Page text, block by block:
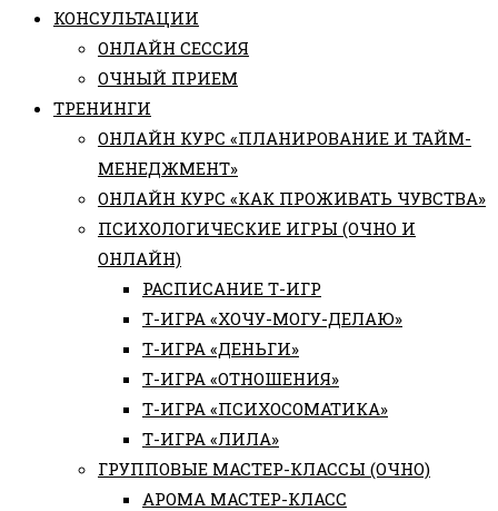
КОНСУЛЬТАЦИИ
ОНЛАЙН СЕССИЯ
ОЧНЫЙ ПРИЕМ
ТРЕНИНГИ
ОНЛАЙН КУРС «ПЛАНИРОВАНИЕ И ТАЙМ-
МЕНЕДЖМЕНТ»
ОНЛАЙН КУРС «КАК ПРОЖИВАТЬ ЧУВСТВА»
ПСИХОЛОГИЧЕСКИЕ ИГРЫ (ОЧНО И
ОНЛАЙН)
РАСПИСАНИЕ Т-ИГР
Т-ИГРА «ХОЧУ-МОГУ-ДЕЛАЮ»
Т-ИГРА «ДЕНЬГИ»
Т-ИГРА «ОТНОШЕНИЯ»
Т-ИГРА «ПСИХОСОМАТИКА»
Т-ИГРА «ЛИЛА»
ГРУППОВЫЕ МАСТЕР-КЛАССЫ (ОЧНО)
АРОМА МАСТЕР-КЛАСС